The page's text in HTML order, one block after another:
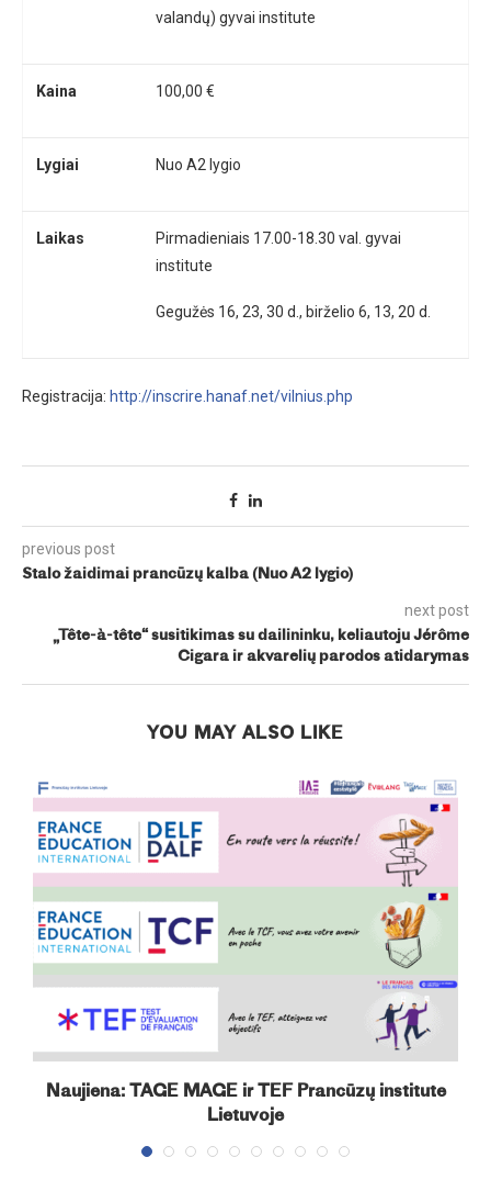
valandų) gyvai institute
Kaina 100,00 €
Lygiai Nuo A2 lygio
Laikas
Pirmadieniais 17.00-18.30 val. gyvai
institute
Gegužės 16, 23, 30 d., birželio 6, 13, 20 d.
Registracija: http://inscrire.hanaf.net/vilnius.php
previous post
Stalo žaidimai prancūzų kalba (Nuo A2 lygio)
next post
„Tête-à-tête“ susitikimas su dailininku, keliautoju Jérôme
Cigara ir akvarelių parodos atidarymas
YOU MAY ALSO LIKE
Naujiena: TAGE MAGE ir TEF Prancūzų institute
Lietuvoje